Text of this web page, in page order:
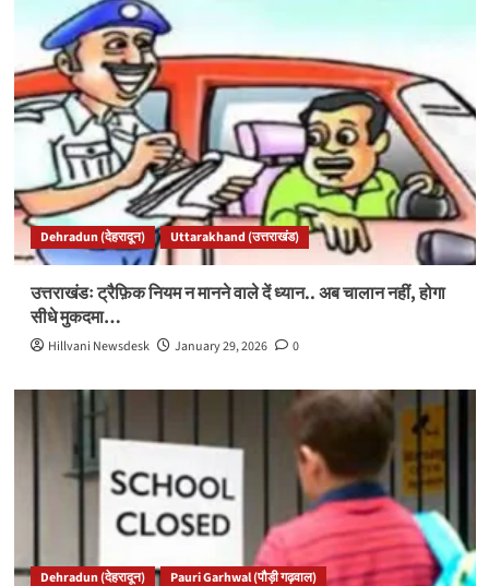
Dehradun (देहरादून) Uttarakhand (उत्तराखंड)
उत्तराखंडः ट्रैफ़िक नियम न मानने वाले दें ध्यान.. अब चालान नहीं, होगा
सीधे मुकदमा…
Hillvani Newsdesk January 29, 2026 0
Dehradun (देहरादून) Pauri Garhwal (पौड़ी गढ़वाल)